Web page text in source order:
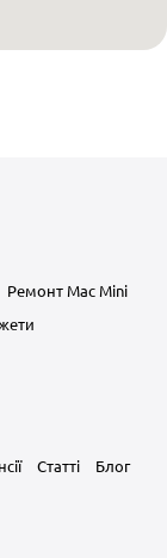
Ремонт Mac Mini
Статті Блог